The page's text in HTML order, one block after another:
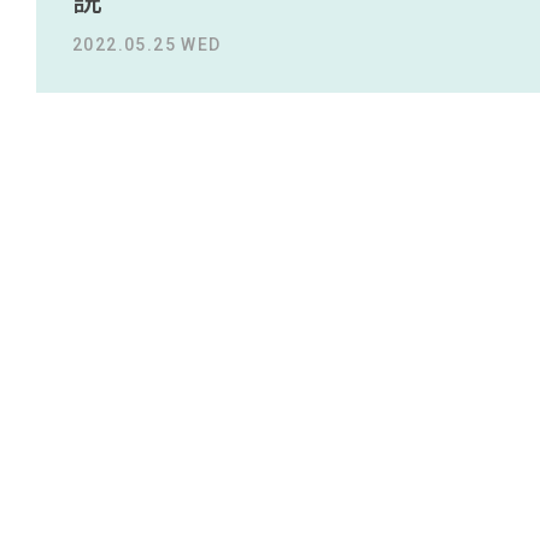
#無印良品#材木屋のおやじとせがれ
#ACTUS
#河淳#間宮祥太朗#良品計画#関家具#中村アン
2022.10.24 MON
2023.09.27 WED
2022.05.25 WED
2023.09.23 SAT
2022.10.24 MON
2023.09.27 WED